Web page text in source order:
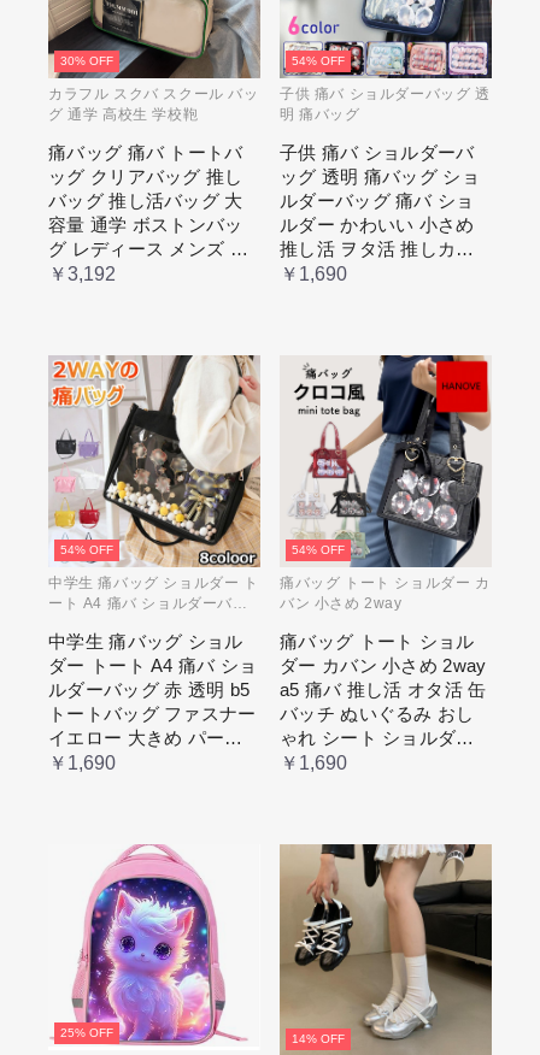
30% OFF
カラフル スクバ スクール バッ
グ 通学 高校生 学校鞄
痛バッグ 痛バ トートバ
ッグ クリアバッグ 推し
バッグ 推し活バッグ 大
容量 通学 ボストンバッ
グ レディース メンズ 男
女兼用 学生 スクール 透
￥3,192
54% OFF
子供 痛バ ショルダーバッグ 透
明 痛バッグ
子供 痛バ ショルダーバ
ッグ 透明 痛バッグ ショ
ルダーバッグ 痛バ ショ
ルダー かわいい 小さめ
推し活 ヲタ活 推しカラ
ー 推し色 肩掛け レディ
￥1,690
54% OFF
中学生 痛バッグ ショルダー ト
ート A4 痛バ ショルダーバッ
中学生 痛バッグ ショル
ダー トート A4 痛バ ショ
ルダーバッグ 赤 透明 b5
トートバッグ ファスナー
イエロー 大きめ パープ
ル 水色 いたばっく 痛バ
推し色 肩掛け レディー
￥1,690
54% OFF
痛バッグ トート ショルダー カ
バン 小さめ 2way
痛バッグ トート ショル
ダー カバン 小さめ 2way
a5 痛バ 推し活 オタ活 缶
バッチ ぬいぐるみ おし
ゃれ シート ショルダー
バッグ 透明 ポケット ク
￥1,690
25% OFF 14% OFF